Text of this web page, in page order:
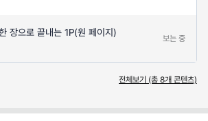
장으로 끝내는 1P(원 페이지)
보는 중
전체보기 (총 8개 콘텐츠)